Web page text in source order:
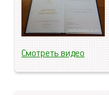
Смотреть видео